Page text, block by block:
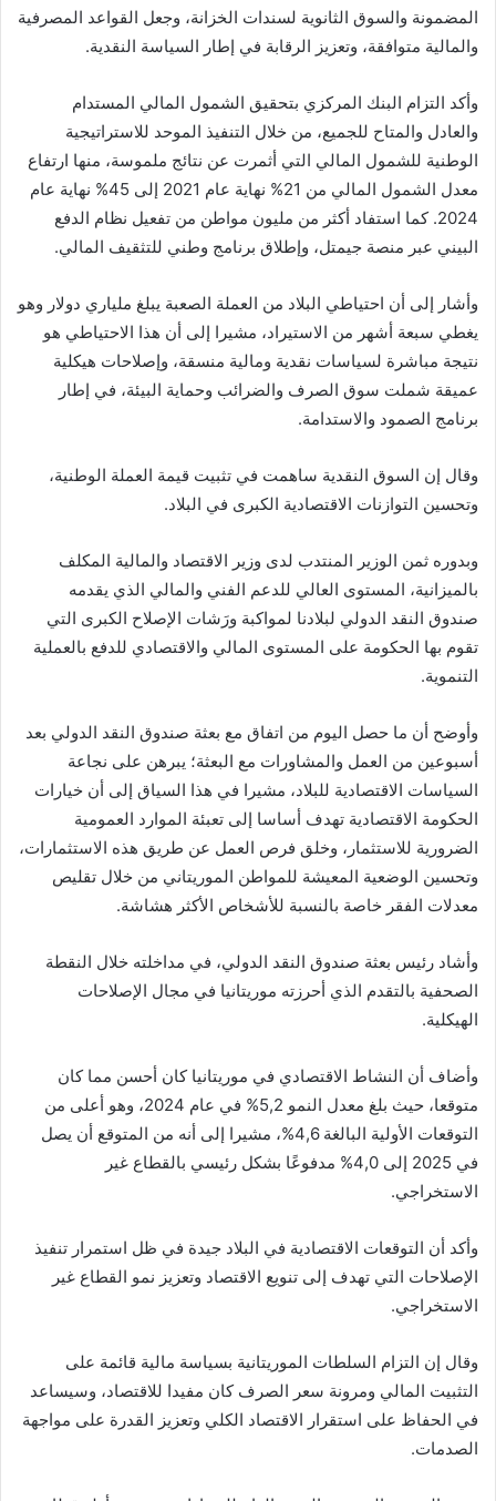
المضمونة والسوق الثانوية لسندات الخزانة، وجعل القواعد المصرفية
والمالية متوافقة، وتعزيز الرقابة في إطار السياسة النقدية.
وأكد التزام البنك المركزي بتحقيق الشمول المالي المستدام
والعادل والمتاح للجميع، من خلال التنفيذ الموحد للاستراتيجية
الوطنية للشمول المالي التي أثمرت عن نتائج ملموسة، منها ارتفاع
معدل الشمول المالي من 21% نهاية عام 2021 إلى 45% نهاية عام
2024. كما استفاد أكثر من مليون مواطن من تفعيل نظام الدفع
البيني عبر منصة جيمتل، وإطلاق برنامج وطني للتثقيف المالي.
وأشار إلى أن احتياطي البلاد من العملة الصعبة يبلغ ملياري دولار وهو
يغطي سبعة أشهر من الاستيراد، مشيرا إلى أن هذا الاحتياطي هو
نتيجة مباشرة لسياسات نقدية ومالية منسقة، وإصلاحات هيكلية
عميقة شملت سوق الصرف والضرائب وحماية البيئة، في إطار
برنامج الصمود والاستدامة.
وقال إن السوق النقدية ساهمت في تثبيت قيمة العملة الوطنية،
وتحسين التوازنات الاقتصادية الكبرى في البلاد.
وبدوره ثمن الوزير المنتدب لدى وزير الاقتصاد والمالية المكلف
بالميزانية، المستوى العالي للدعم الفني والمالي الذي يقدمه
صندوق النقد الدولي لبلادنا لمواكبة ورَشات الإصلاح الكبرى التي
تقوم بها الحكومة على المستوى المالي والاقتصادي للدفع بالعملية
التنموية.
وأوضح أن ما حصل اليوم من اتفاق مع بعثة صندوق النقد الدولي بعد
أسبوعين من العمل والمشاورات مع البعثة؛ يبرهن على نجاعة
السياسات الاقتصادية للبلاد، مشيرا في هذا السياق إلى أن خيارات
الحكومة الاقتصادية تهدف أساسا إلى تعبئة الموارد العمومية
الضرورية للاستثمار، وخلق فرص العمل عن طريق هذه الاستثمارات،
وتحسين الوضعية المعيشة للمواطن الموريتاني من خلال تقليص
معدلات الفقر خاصة بالنسبة للأشخاص الأكثر هشاشة.
وأشاد رئيس بعثة صندوق النقد الدولي، في مداخلته خلال النقطة
الصحفية بالتقدم الذي أحرزته موريتانيا في مجال الإصلاحات
الهيكلية.
وأضاف أن النشاط الاقتصادي في موريتانيا كان أحسن مما كان
متوقعا، حيث بلغ معدل النمو 5,2% في عام 2024، وهو أعلى من
التوقعات الأولية البالغة 4,6%، مشيرا إلى أنه من المتوقع أن يصل
في 2025 إلى 4,0% مدفوعًا بشكل رئيسي بالقطاع غير
الاستخراجي.
وأكد أن التوقعات الاقتصادية في البلاد جيدة في ظل استمرار تنفيذ
الإصلاحات التي تهدف إلى تنويع الاقتصاد وتعزيز نمو القطاع غير
الاستخراجي.
وقال إن التزام السلطات الموريتانية بسياسة مالية قائمة على
التثبيت المالي ومرونة سعر الصرف كان مفيدا للاقتصاد، وسيساعد
في الحفاظ على استقرار الاقتصاد الكلي وتعزيز القدرة على مواجهة
الصدمات.